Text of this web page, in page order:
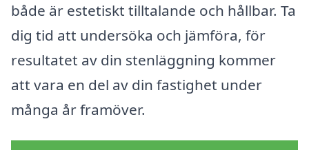
både är estetiskt tilltalande och hållbar. Ta
dig tid att undersöka och jämföra, för
resultatet av din stenläggning kommer
att vara en del av din fastighet under
många år framöver.